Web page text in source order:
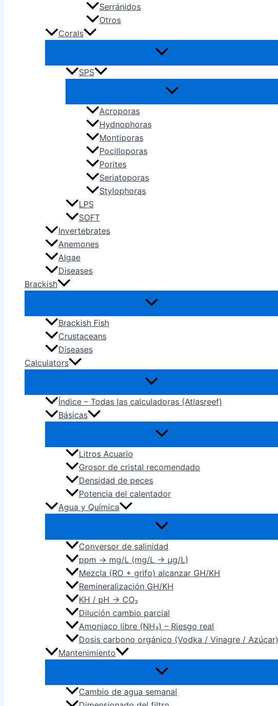
Serránidos
Otros
Corals
SPS
Acroporas
Hydnophoras
Montiporas
Pocilloporas
Porites
Seriatoporas
Stylophoras
LPS
SOFT
Invertebrates
Anemones
Algae
Diseases
Brackish
Brackish Fish
Crustaceans
Diseases
Calculators
Índice – Todas las calculadoras (Atlasreef)
Básicas
Litros Acuario
Grosor de cristal recomendado
Densidad de peces
Potencia del calentador
Agua y Química
Conversor de salinidad
ppm → mg/L (mg/L → µg/L)
Mezcla (RO + grifo) alcanzar GH/KH
Remineralización GH/KH
KH / pH → CO₂
Dilución cambio parcial
Amoniaco libre (NH₃) – Riesgo real
Dosis carbono orgánico (Vodka / Vinagre / Azúcar)
Mantenimiento
Cambio de agua semanal